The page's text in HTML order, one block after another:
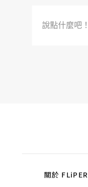
說點什麼吧！
關於 FLiPER